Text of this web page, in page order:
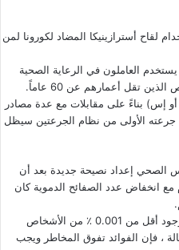
لقاح أسترازينيكا المضاد لكورونا لمن
العاملون في الرعاية الصحية
تقل أعمارهم عن 60 عاماً.
أو إس) بناءً على مقابلات مع عدة مصادر
الأولى من نظام الجرعتين سيظل
الصحي إعداد نصيحة جديدة بعد أن
مع انخفاض عدد الصفائح الدموية كان
وقالت وكالة الأدوية الأوروبية أيضاً أنه مع وجود أقل من 0.001 ٪ من الأشخاص
، فإن الفوائد تفوق المخاطر ويجب